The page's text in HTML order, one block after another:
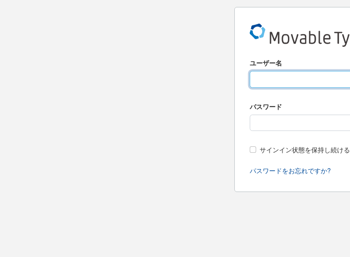
ユーザー名
パスワード
サインイン状態を保持し続ける
パスワードをお忘れですか?